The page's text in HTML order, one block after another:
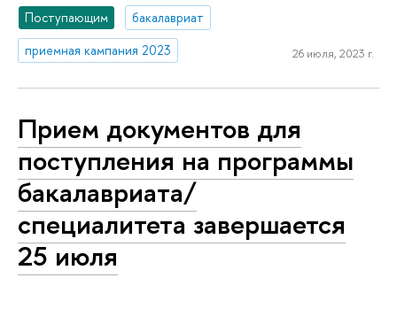
Поступающим
бакалавриат
приемная кампания 2023
26 июля, 2023 г.
Прием документов для
поступления на программы
бакалавриата/
специалитета завершается
25 июля